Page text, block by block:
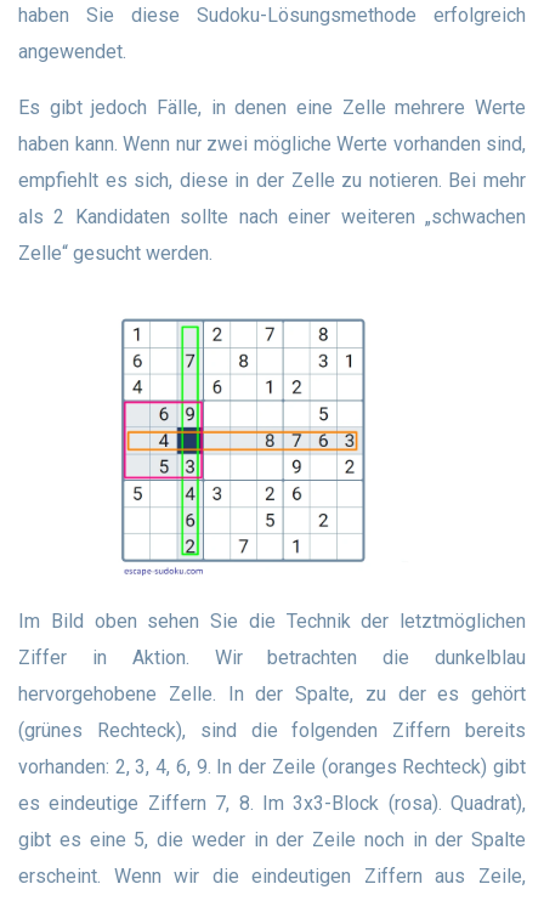
haben Sie diese Sudoku-Lösungsmethode erfolgreich
angewendet.
Es gibt jedoch Fälle, in denen eine Zelle mehrere Werte
haben kann. Wenn nur zwei mögliche Werte vorhanden sind,
empfiehlt es sich, diese in der Zelle zu notieren. Bei mehr
als 2 Kandidaten sollte nach einer weiteren „schwachen
Zelle“ gesucht werden.
Ziffer in Aktion. Wir betrachten die dunkelblau
hervorgehobene Zelle. In der Spalte, zu der es gehört
(grünes Rechteck), sind die folgenden Ziffern bereits
vorhanden: 2, 3, 4, 6, 9. In der Zeile (oranges Rechteck) gibt
es eindeutige Ziffern 7, 8. Im 3x3-Block (rosa). Quadrat),
gibt es eine 5, die weder in der Zeile noch in der Spalte
erscheint. Wenn wir die eindeutigen Ziffern aus Zeile,